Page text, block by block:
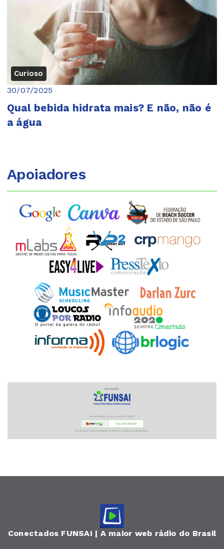
Curioso
30/07/2025
Qual bebida hidrata mais? E não, não é
a água
Apoiadores
Conectados FUNSAI | A maior web rádio do Brasil